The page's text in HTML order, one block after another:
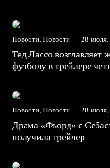
Новости, Новости — 28 июля,
Тед Лассо
футболу в трейлере
Новости, Новости — 28 июля,
Драма «Фьорд» с
получила трейлер